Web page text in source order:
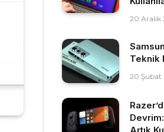
20 Aralık
Teknik
20 Şubat
Artık